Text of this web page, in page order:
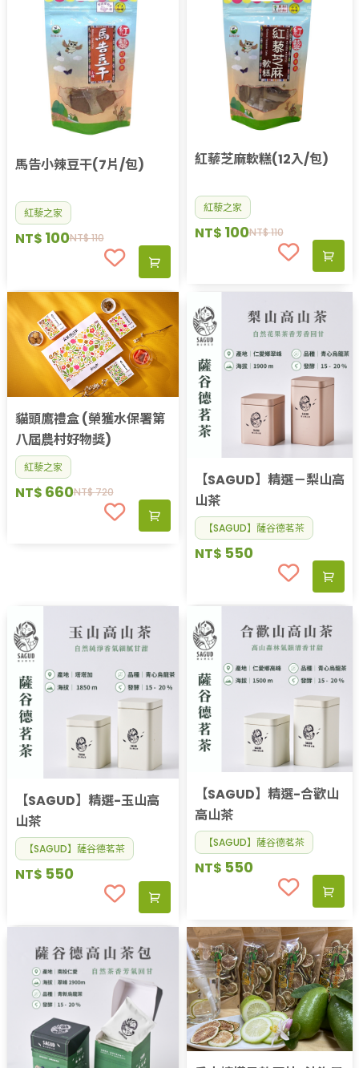
馬告小辣豆干(7片/包)
紅藜之家
NT$110
NT$ 100
紅藜芝麻軟糕(12入/包)
紅藜之家
NT$110
NT$ 100
貓頭鷹禮盒 (榮獲水保署第
八屆農村好物獎)
紅藜之家
NT$720
NT$ 660
【SAGUD】精選－梨山高
山茶
【SAGUD】薩谷德茗茶
NT$ 550
【SAGUD】精選-玉山高
山茶
【SAGUD】薩谷德茗茶
NT$ 550
【SAGUD】精選-合歡山
高山茶
【SAGUD】薩谷德茗茶
NT$ 550